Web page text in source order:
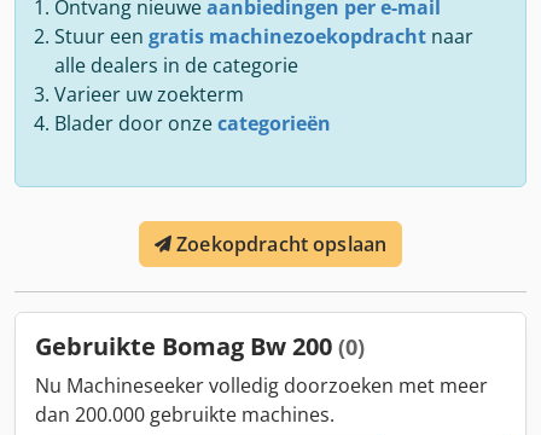
Ontvang nieuweaanbiedingen per e-mail
Stuur een gratis machinezoekopdracht naar
alle dealers in de categorie
Varieer uw zoekterm
Blader door onzecategorieën
Zoekopdracht opslaan
Gebruikte Bomag Bw 200 (0)
Nu Machineseeker volledig doorzoeken met meer
dan 200.000 gebruikte machines.